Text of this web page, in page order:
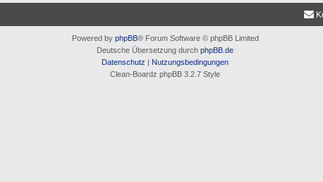
Powered by phpBB® Forum Software © phpBB Limited
Deutsche Übersetzung durch phpBB.de
Datenschutz | Nutzungsbedingungen
Clean-Boardz phpBB 3.2.7 Style